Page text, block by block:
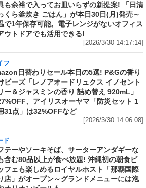
も余裕で入ってお皿いらずの新提案! 「日清
くら釜炊き ごはん」が本日30日(月)発売～
で1年保存可能。電子レンジがないオフィス
ウトドアでも活用できる!
[2026/3/30 14:17:14]
フ
日替わりセール本日の5選! P&Gの香り
ビーズ「レノアオードリュクス イノセント
ー＆ジャスミンの香り 詰め替え 920mL」
、アイリスオーヤマ「防災セット 1
31点」は32%OFFなど
[2026/3/30 14:06:08]
ド
テーやソーキそば、サーターアンダギーな
含む80品以上が食べ放題! 沖縄初の朝食ビ
フェも楽しめるロイヤルホスト「那覇国際
店」がオープン～グランドメニューには泡